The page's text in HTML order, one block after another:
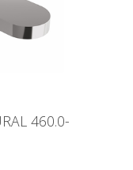
460.0-